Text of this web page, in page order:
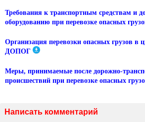
Требования к транспортным средствам и
оборудованию при перевозке опасных
Организация перевозки опасных грузов в
ДОПОГ
Меры, принимаемые после дорожно-
происшествий при перевозке опасных
Написать комментарий